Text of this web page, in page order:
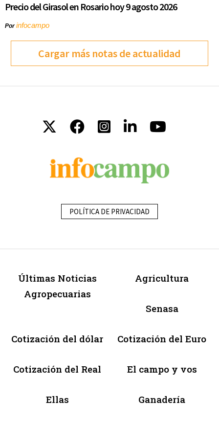
Precio del Girasol en Rosario hoy 9 agosto 2026
Porinfocampo
Cargar más notas de actualidad
POLÍTICA DE PRIVACIDAD
Últimas Noticias
Agropecuarias
Agricultura
Senasa
Cotización del dólar Cotización del Euro
Cotización del Real El campo y vos
Ellas Ganadería